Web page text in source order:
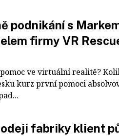
podnikání s
firmy VR
ve virtuální realitě?
kurz první pomoci
fabriky klient